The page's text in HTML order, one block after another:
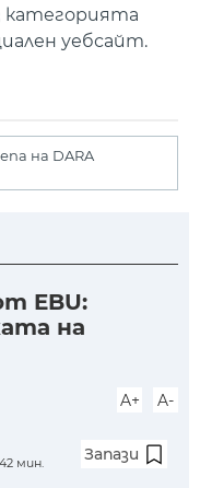
категорията
уебсайт.
на DARA
EBU:
на
A+ A-
мин. Запази